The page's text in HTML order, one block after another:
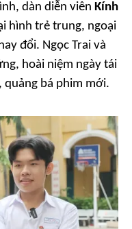
dàn diễn viên Kính
hình trẻ trung, ngoại
đổi. Ngọc Trai và
hoài niệm ngày tái
quảng bá phim mới.